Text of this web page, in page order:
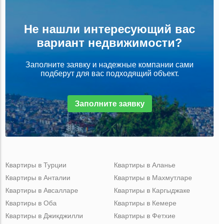
Не нашли интересующий вас
вариант недвижимости?
Заполните заявку и надежные компании сами
подберут для вас подходящий объект.
Заполните заявку
Квартиры в Турции
Квартиры в Анталии
Квартиры в Авсалларе
Квартиры в Оба
Квартиры в Джикджилли
Квартиры в Аланье
Квартиры в Махмутларе
Квартиры в Каргыджаке
Квартиры в Кемере
Квартиры в Фетхие